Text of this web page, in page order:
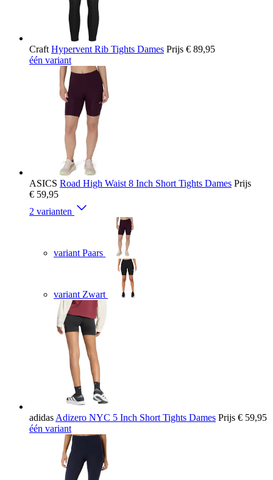
Craft Hypervent Rib Tights Dames Prijs € 89,95
één variant
ASICS Road High Waist 8 Inch Short Tights Dames Prijs
€ 59,95
2 varianten
variant Paars
variant Zwart
adidas Adizero NYC 5 Inch Short Tights Dames Prijs € 59,95
één variant